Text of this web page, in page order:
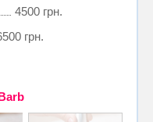
4500 грн.
грн.